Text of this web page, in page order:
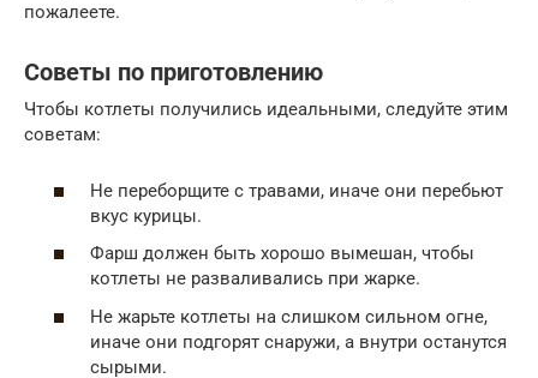
пожалеете.
Советы по приготовлению
Чтобы котлеты получились идеальными, следуйте этим
советам:
Не переборщите с травами, иначе они перебьют
вкус курицы.
Фарш должен быть хорошо вымешан, чтобы
котлеты не разваливались при жарке.
Не жарьте котлеты на слишком сильном огне,
иначе они подгорят снаружи, а внутри останутся
сырыми.